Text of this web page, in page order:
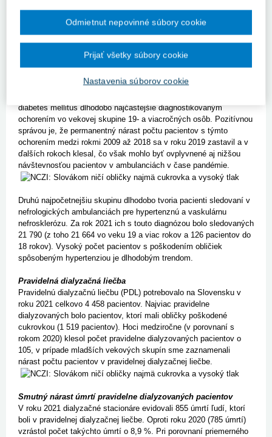
riešiť dialýzou, teda čistením krvi prístrojom, ktorý nahrádza
funkciu obličiek, alebo transplantáciou obličiek.
Obličky Slovákov dlhodobo poškodzuje najviac cukrovka a vysoký
krvný tlak. Potvrdzujú aj
dáta Národného centra zdravotníckych
osôb (26 808 do 18 rokov, 133 074 nad 19 rokov). Pri klesajúcom
diabetes mellitus dlhodobo najčastejšie diagnostikovaným
ochorením vo vekovej skupine 19- a viacročných osôb. Pozitívnou
správou je, že permanentný nárast počtu pacientov s týmto
ochorením medzi rokmi 2009 až 2018 sa v roku 2019 zastavil a v
ďalších rokoch klesal, čo však mohlo byť ovplyvnené aj nižšou
návštevnosťou pacientov v ambulanciách v čase pandémie.
Druhú najpočetnejšiu skupinu dlhodobo tvoria pacienti sledovaní v
nefrologických ambulanciách pre hypertenznú a vaskulárnu
nefrosklerózu. Za rok 2021 ich s touto diagnózou bolo sledovaných
21 790 (z toho 21 664 vo veku 19 a viac rokov a 126 pacientov do
18 rokov). Vysoký počet pacientov s poškodením obličiek
spôsobeným hypertenziou je dlhodobým trendom.
Pravidelná dialyzačná liečba
Pravidelnú dialyzačnú liečbu (PDL) potrebovalo na Slovensku v
roku 2021 celkovo 4 458 pacientov. Najviac pravidelne
dialyzovaných bolo pacientov, ktorí mali obličky poškodené
cukrovkou (1 519 pacientov). Hoci medziročne (v porovnaní s
rokom 2020) klesol počet pravidelne dialyzovaných pacientov o
105, v prípade mladších vekových skupín sme zaznamenali
nárast počtu pacientov v pravidelnej dialyzačnej liečbe.
Smutný nárast úmrtí pravidelne dialyzovaných pacientov
V roku 2021 dialyzačné stacionáre evidovali 855 úmrtí ľudí, ktorí
boli v pravidelnej dialyzačnej liečbe. Oproti roku 2020 (785 úmrtí)
vzrástol počet takýchto úmrtí o 8,9 %. Pri porovnaní priemerného
Nastavenia súborov cookie
Odmietnut nepovinné súbory cookie
Prijať všetky súbory cookie